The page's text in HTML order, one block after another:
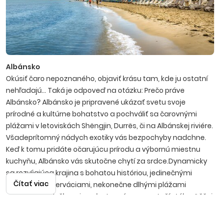
Albánsko
Okúsiť čaro nepoznaného, objaviť krásu tam, kde ju ostatní
nehľadajú... Taká je odpoveď na otázku: Prečo práve
Albánsko? Albánsko je pripravené ukázať svetu svoje
prírodné a kultúrne bohatstvo a pochváliť sa čarovnými
plážami v letoviskách Shëngjin, Durrës, či na Albánskej riviére.
Všadeprítomný nádych exotiky vás bezpochyby nadchne.
Keď k tomu pridáte očarujúcu prírodu a výbornú miestnu
kuchyňu, Albánsko vás skutočne chytí za srdce.Dynamicky
sa rozvíjajúca krajina s bohatou históriou, jedinečnými
prírodnými rezerváciami, nekonečne dlhými plážami
a kvalitnými službami za dostupné ceny sa teší stále väčšej
Čítať viac